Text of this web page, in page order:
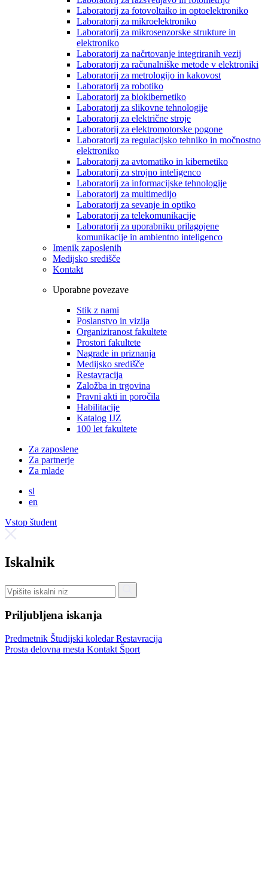
Laboratorij za fotovoltaiko in optoelektroniko
Laboratorij za mikroelektroniko
Laboratorij za mikrosenzorske strukture in
elektroniko
Laboratorij za načrtovanje integriranih vezij
Laboratorij za računalniške metode v elektroniki
Laboratorij za metrologijo in kakovost
Laboratorij za robotiko
Laboratorij za biokibernetiko
Laboratorij za slikovne tehnologije
Laboratorij za električne stroje
Laboratorij za elektromotorske pogone
Laboratorij za regulacijsko tehniko in močnostno
elektroniko
Laboratorij za avtomatiko in kibernetiko
Laboratorij za strojno inteligenco
Laboratorij za informacijske tehnologije
Laboratorij za multimedijo
Laboratorij za sevanje in optiko
Laboratorij za telekomunikacije
Laboratorij za uporabniku prilagojene
komunikacije in ambientno inteligenco
Imenik zaposlenih
Medijsko središče
Kontakt
Uporabne povezave
Stik z nami
Poslanstvo in vizija
Organiziranost fakultete
Prostori fakultete
Nagrade in priznanja
Medijsko središče
Restavracija
Založba in trgovina
Pravni akti in poročila
Habilitacije
Katalog IJZ
100 let fakultete
Za zaposlene
Za partnerje
Za mlade
sl
en
Vstop študent
Iskalnik
Priljubljena iskanja
Predmetnik Študijski koledarRestavracija
Prosta delovna mesta Kontakt Šport